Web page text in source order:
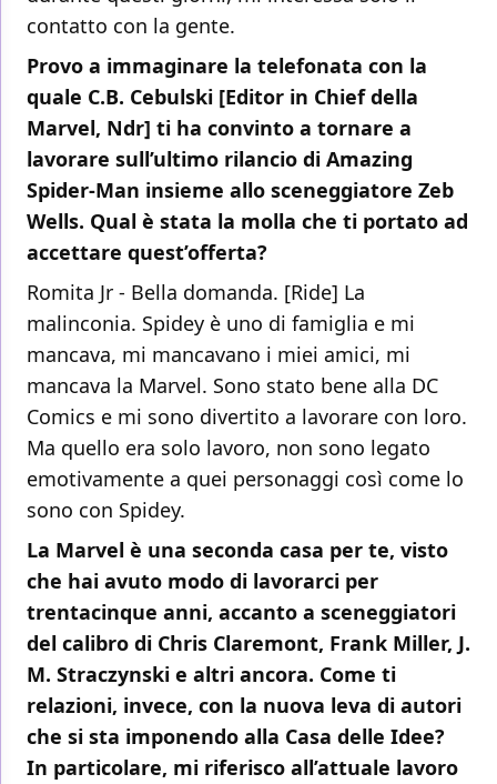
contatto con la gente.
Provo a immaginare la telefonata con la
quale C.B. Cebulski [Editor in Chief della
Marvel, Ndr] ti ha convinto a tornare a
lavorare sull’ultimo rilancio di Amazing
Spider-Man insieme allo sceneggiatore Zeb
Wells. Qual è stata la molla che ti portato ad
accettare quest’offerta?
Romita Jr - Bella domanda. [Ride] La
malinconia. Spidey è uno di famiglia e mi
mancava, mi mancavano i miei amici, mi
mancava la Marvel. Sono stato bene alla DC
Comics e mi sono divertito a lavorare con loro.
Ma quello era solo lavoro, non sono legato
emotivamente a quei personaggi così come lo
sono con Spidey.
La Marvel è una seconda casa per te, visto
che hai avuto modo di lavorarci per
trentacinque anni, accanto a sceneggiatori
del calibro di Chris Claremont, Frank Miller, J.
M. Straczynski e altri ancora. Come ti
relazioni, invece, con la nuova leva di autori
che si sta imponendo alla Casa delle Idee?
In particolare, mi riferisco all’attuale lavoro